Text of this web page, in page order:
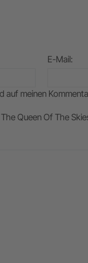
E-Mail:
auf meinen
Queen Of The